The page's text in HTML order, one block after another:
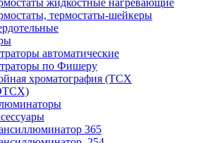
жидкостные нагревающие
термостаты-шейкеры
автоматические
по Фишеру
хроматография (ТСХ
365